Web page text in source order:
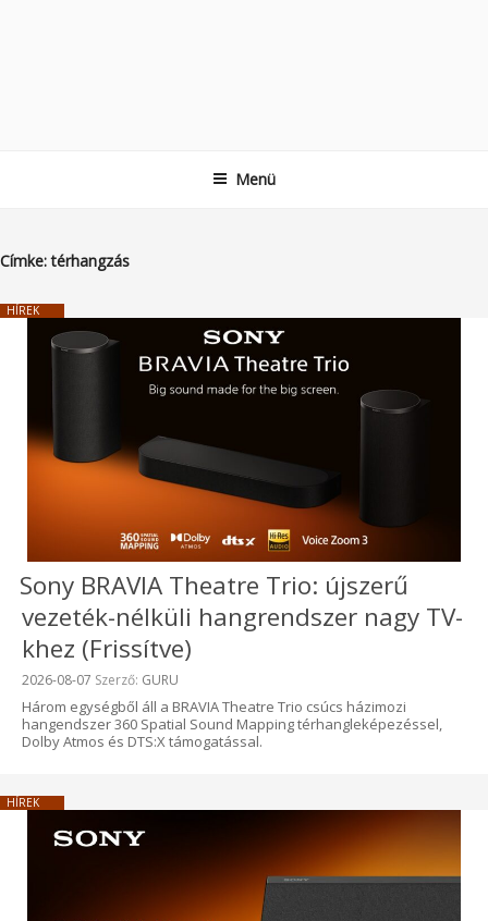
Menü
Címke:térhangzás
HÍREK
Sony BRAVIA Theatre Trio: újszerű
vezeték-nélküli hangrendszer nagy TV-
khez (Frissítve)
Beküldve:
2026-08-07 Szerző: GURU
Három egységből áll a BRAVIA Theatre Trio csúcs házimozi
hangendszer 360 Spatial Sound Mapping térhangleképezéssel,
Dolby Atmos és DTS:X támogatással.
HÍREK